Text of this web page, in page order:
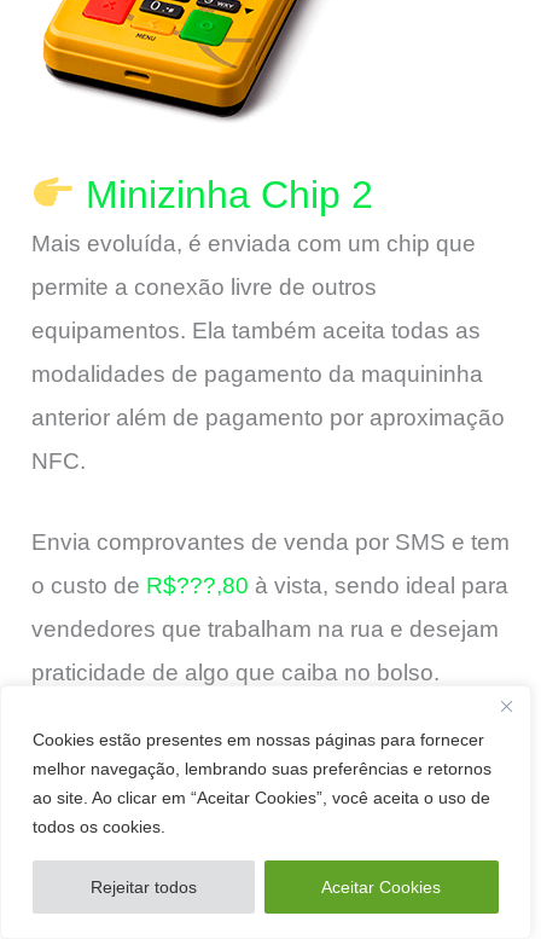
Cookies estão presentes em nossas páginas para fornecer
melhor navegação, lembrando suas preferências e retornos
ao site. Ao clicar em “Aceitar Cookies”, você aceita o uso de
todos os cookies.
Rejeitar todos Aceitar Cookies
Minizinha Chip 2
Mais evoluída, é enviada com um chip que
permite a conexão livre de outros
equipamentos. Ela também aceita todas as
modalidades de pagamento da maquininha
anterior além de pagamento por aproximação
NFC.
Envia comprovantes de venda por SMS e tem
o custo de R$???,80 à vista, sendo ideal para
vendedores que trabalham na rua e desejam
praticidade de algo que caiba no bolso.